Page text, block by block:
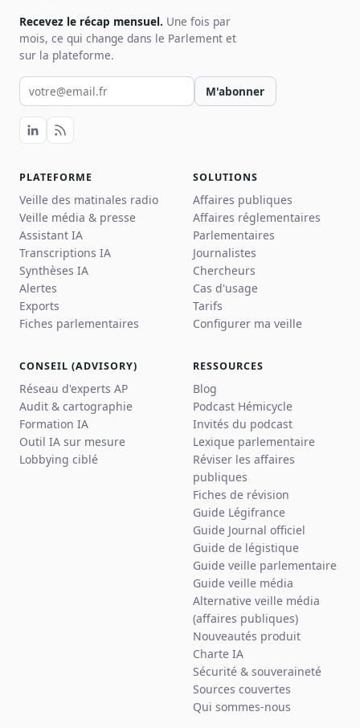
Recevez le récap mensuel. Une fois par
mois, ce qui change dans le Parlement et
sur la plateforme.
Votre email pour la newsletter
M'abonner
PLATEFORME
Veille des matinales radio
Veille média & presse
Assistant IA
Transcriptions IA
Synthèses IA
Alertes
Exports
Fiches parlementaires
SOLUTIONS
Affaires publiques
Affaires réglementaires
Parlementaires
Journalistes
Chercheurs
Cas d'usage
Tarifs
Configurer ma veille
CONSEIL (ADVISORY)
Réseau d'experts AP
Audit & cartographie
Formation IA
Outil IA sur mesure
Lobbying ciblé
RESSOURCES
Blog
Podcast Hémicycle
Invités du podcast
Lexique parlementaire
Réviser les affaires
publiques
Fiches de révision
Guide Légifrance
Guide Journal officiel
Guide de légistique
Guide veille parlementaire
Guide veille média
Alternative veille média
(affaires publiques)
Nouveautés produit
Charte IA
Sécurité & souveraineté
Sources couvertes
Qui sommes-nous